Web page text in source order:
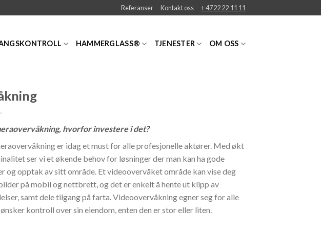
Referanser Kontakt oss + 47 22 22 11 11
HAMMERGLASS® TJENESTER OM OSS
hvorfor investere i det?
er idag et must for alle profesjonelle aktører. Med økt
ser vi et økende behov for løsninger der man kan ha gode
og opptak av sitt område. Et videoovervåket område kan vise deg
på mobil og nettbrett, og det er enkelt å hente ut klipp av
samt dele tilgang på farta. Videoovervåkning egner seg for alle
kontroll over sin eiendom, enten den er stor eller liten.